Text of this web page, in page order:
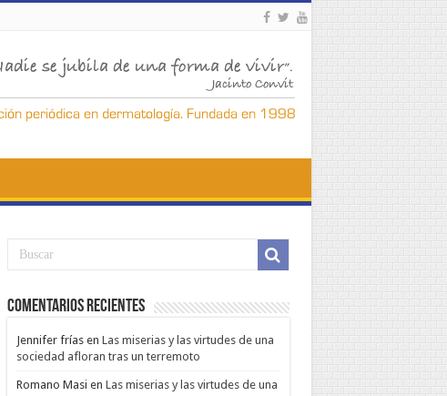
Comentarios Recientes
Jennifer fríasen Las miserias y las virtudes de una
sociedad afloran tras un terremoto
Romano Masi en Las miserias y las virtudes de una